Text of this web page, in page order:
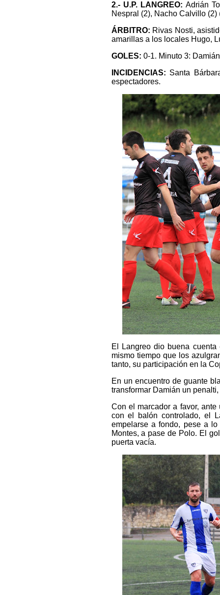
2.- U.P. LANGREO: Adrián
Nespral (2), Nacho Calvillo (2)
ÁRBITRO: Rivas Nosti,
amarillas a los locales Hugo,
GOLES: 0-1. Minuto 3:
INCIDENCIAS: Santa
espectadores.
El Langreo dio buena
mismo tiempo que los
tanto, su participación en la
En un encuentro de guante
transformar Damián un
Con el marcador a favor,
con el balón controlado, el
empelarse a fondo, pese a
Montes, a pase de Polo. El
puerta vacía.